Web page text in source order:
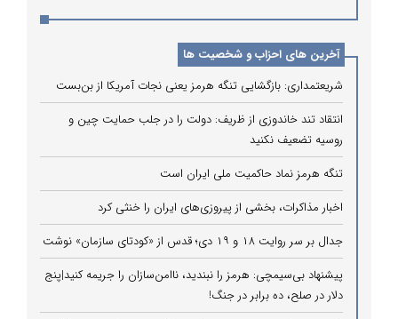
آخرین های احزاب و شخصیت ها
شریعتمداری: بازگشایی تنگه هرمز یعنی نجات آمریکا از بن‌بست
انتقاد تند خاندوزی از ظریف: دولت را در جلب حمایت چین و
روسیه تضعیف نکنید
تنگه هرمز نماد حاکمیت ملی ایران است
اخبار مذاکرات، بخشی از پیروزی‌های ایران را خنثی کرد
جدال بر سر روایت ۱۸ و ۱۹ دی؛ قدس از «کودتای سازمان» نوشت
پیشنهاد بی‌سیمچی: هرمز را نبندید، ناامن‌سازان را جریمه کنید|پنج
دلار در صلح، ده برابر در جنگ!